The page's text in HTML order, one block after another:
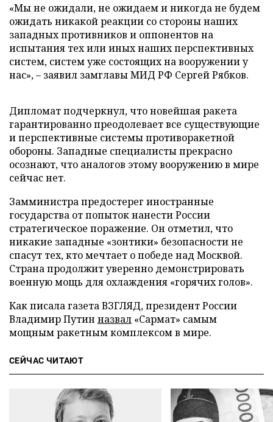
«Мы не ожидали, не ожидаем и никогда не будем
ожидать никакой реакции со стороны наших
западных противников и оппонентов на
испытания тех или иных наших перспективных
систем, систем уже состоящих на вооружении у
нас», – заявил замглавы МИД РФ Сергей Рябков.
Дипломат подчеркнул, что новейшая ракета
гарантированно преодолевает все существующие
и перспективные системы противоракетной
обороны. Западные специалисты прекрасно
осознают, что аналогов этому вооружению в мире
сейчас нет.
Замминистра предостерег иностранные
государства от попыток нанести России
стратегическое поражение. Он отметил, что
никакие западные «зонтики» безопасности не
спасут тех, кто мечтает о победе над Москвой.
Страна продолжит уверенно демонстрировать
военную мощь для охлаждения «горячих голов».
Как писала газета ВЗГЛЯД, президент России
Владимир Путин назвал «Сармат» самым
мощным ракетным комплексом в мире.
СЕЙЧАС ЧИТАЮТ